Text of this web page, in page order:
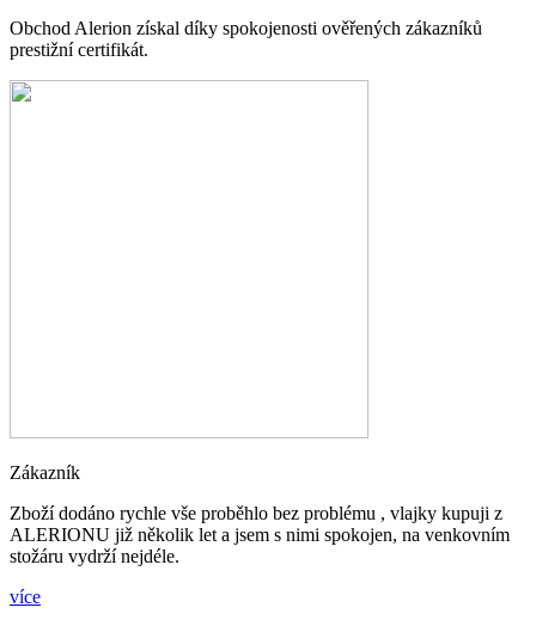
Obchod Alerion získal díky spokojenosti ověřených zákazníků
prestižní certifikát.
Zákazník
Zboží dodáno rychle vše proběhlo bez problému , vlajky kupuji z
ALERIONU již několik let a jsem s nimi spokojen, na venkovním
stožáru vydrží nejdéle.
více